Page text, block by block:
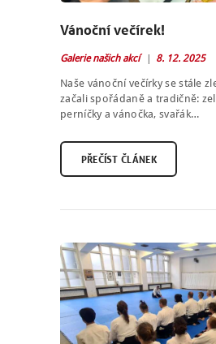
Vánoční večírek!
Galerie našich akcí 8. 12. 2025
Naše vánoční večírky se stále
začali spořádaně a tradičně:
perníčky a vánočka, svařák…
PŘEČÍST ČLÁNEK